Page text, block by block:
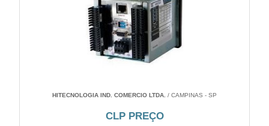
HITECNOLOGIA IND. COMERCIO LTDA. / CAMPINAS - SP
CLP PREÇO